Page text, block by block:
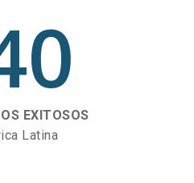
EXITOSOS
Latina